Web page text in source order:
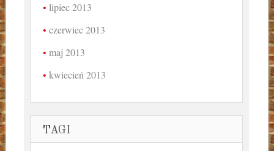
lipiec 2013
czerwiec 2013
maj 2013
kwiecień 2013
TAGI